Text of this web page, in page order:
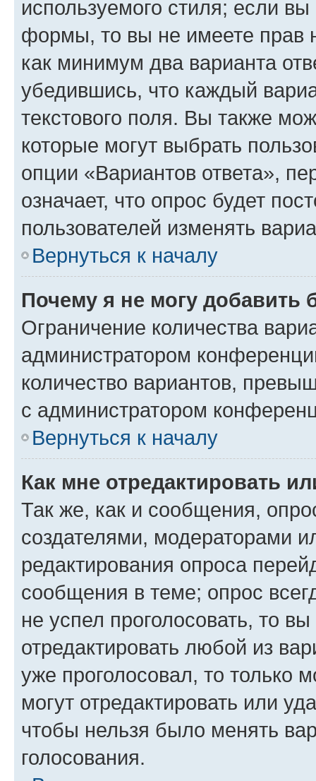
используемого стиля; если
формы, то вы не имеете прав
как минимум два варианта
убедившись, что каждый
текстового поля. Вы также
которые могут выбрать
опции «Вариантов ответа»,
означает, что опрос будет
пользователей изменять
Вернуться к началу
Почему я не могу добавить
Ограничение количества
администратором
количество вариантов,
с администратором
Вернуться к началу
Как мне отредактировать
Так же, как и сообщения,
создателями, модераторами
редактирования опроса
сообщения в теме; опрос
не успел проголосовать, то
отредактировать любой из
уже проголосовал, то только
могут отредактировать или
чтобы нельзя было менять
голосования.